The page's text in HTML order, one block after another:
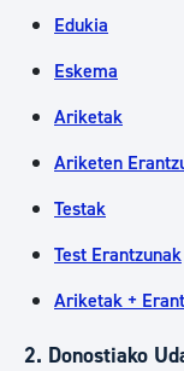
Edukia
Eskema
Ariketak
Ariketen
Testak
Test Erantzunak
Ariketak +
2. Donostiako